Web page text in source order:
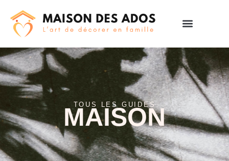
TOUS LES GUIDES
MAISON